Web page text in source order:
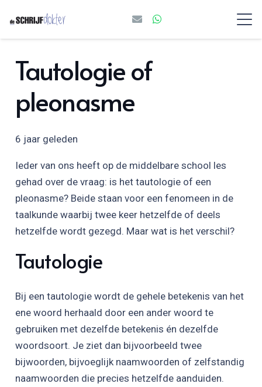
Tautologie of
pleonasme
6 jaar geleden
Ieder van ons heeft op de middelbare school les
gehad over de vraag: is het tautologie of een
pleonasme? Beide staan voor een fenomeen in de
taalkunde waarbij twee keer hetzelfde of deels
hetzelfde wordt gezegd. Maar wat is het verschil?
Tautologie
Bij een tautologie wordt de gehele betekenis van het
ene woord herhaald door een ander woord te
gebruiken met dezelfde betekenis én dezelfde
woordsoort. Je ziet dan bijvoorbeeld twee
bijwoorden, bijvoeglijk naamwoorden of zelfstandig
naamwoorden die precies hetzelfde aanduiden.